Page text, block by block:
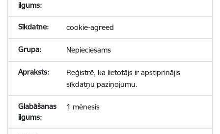
cookie-agreed
Nepieciešams
Reģistrē, ka lietotājs ir apstiprinājis
sīkdatņu paziņojumu.
1 mēnesis